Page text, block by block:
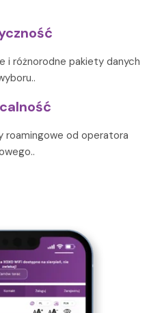
i różnorodne pakiety danych
roamingowe od operatora